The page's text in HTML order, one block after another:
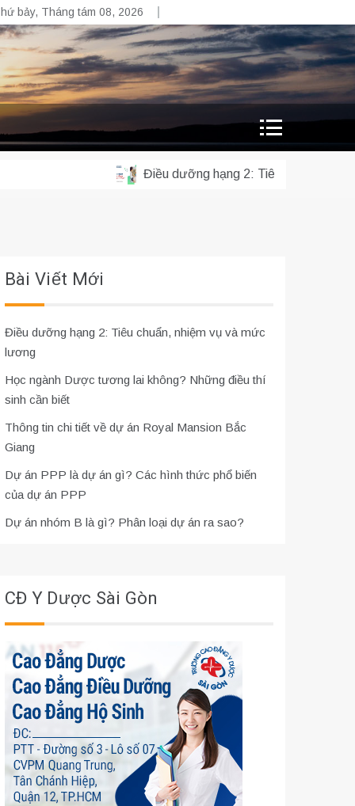
bảy, Tháng tám 08, 2026
Điều dưỡng hạng 2: Tiêu chuẩn, nhiệm vụ
Bài Viết Mới
Điều dưỡng hạng 2: Tiêu chuẩn, nhiệm vụ và mức
lương
Học ngành Dược tương lai không? Những điều thí
sinh cần biết
Thông tin chi tiết về dự án Royal Mansion Bắc
Giang
Dự án PPP là dự án gì? Các hình thức phổ biến
của dự án PPP
Dự án nhóm B là gì? Phân loại dự án ra sao?
CĐ Y Dược Sài Gòn